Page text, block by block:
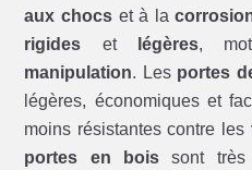
aux chocset à la
rigides et légères,
manipulation. Les portes
légères, économiques et
moins résistantes contre les
portes en boissont très